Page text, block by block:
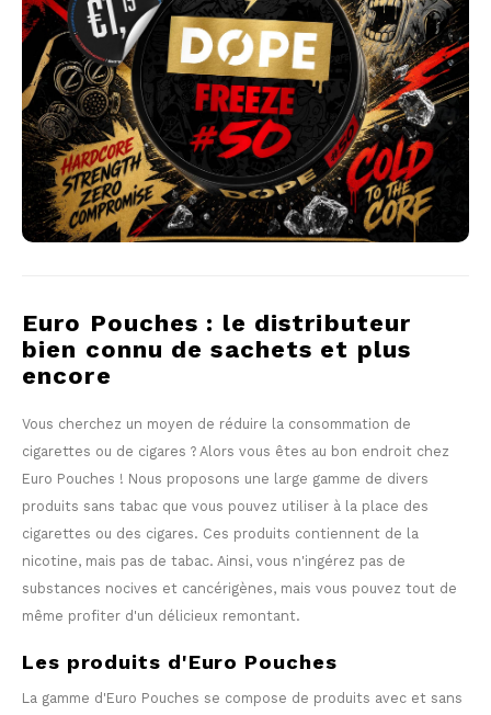
PABLO EXCLUSIVE
PABLO GOLD
PABLO MINI
R4VE
SIBERIA
WHITE FOX
Euro Pouches : le distributeur
bien connu de sachets et plus
encore
Vous cherchez un moyen de réduire la consommation de
cigarettes ou de cigares ? Alors vous êtes au bon endroit chez
Euro Pouches ! Nous proposons une large gamme de divers
produits sans tabac que vous pouvez utiliser à la place des
cigarettes ou des cigares. Ces produits contiennent de la
nicotine, mais pas de tabac. Ainsi, vous n'ingérez pas de
substances nocives et cancérigènes, mais vous pouvez tout de
même profiter d'un délicieux remontant.
Les produits d'Euro Pouches
La gamme d'Euro Pouches se compose de produits avec et sans